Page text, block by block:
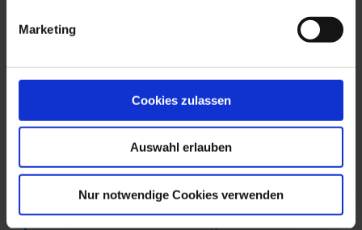
Marketing
Cookies zulassen
Auswahl erlauben
Nur notwendige Cookies verwenden
Preis: 175,00 €
Angebot anfordern
Sie interessieren sich für einen Studienkolleg
Vorbereitungskurs? Dann schreiben Sie uns
– wir machen Ihnen ein individuelles
Angebot. Sie haben weitere Fragen? Rufen